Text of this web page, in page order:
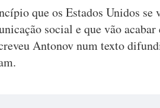
que os Estados Unidos se
social e que vão
Antonov num texto